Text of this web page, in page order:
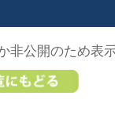
公開のため表